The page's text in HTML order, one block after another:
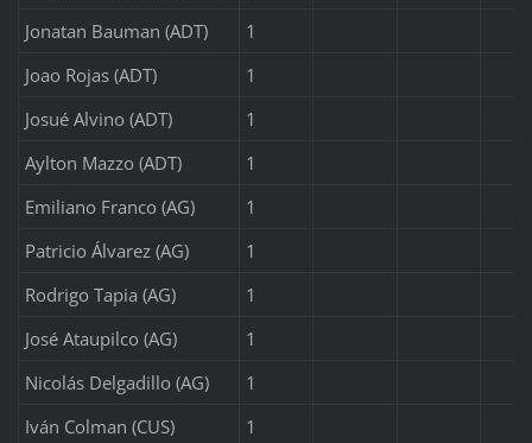
Jonatan Bauman (ADT)
1
Joao Rojas (ADT)
1
Josué Alvino (ADT)
1
Aylton Mazzo (ADT)
1
Emiliano Franco (AG)
1
Patricio Álvarez (AG)
1
Rodrigo Tapia (AG)
1
José Ataupilco (AG)
1
Nicolás Delgadillo (AG)
1
Iván Colman (CUS)
1